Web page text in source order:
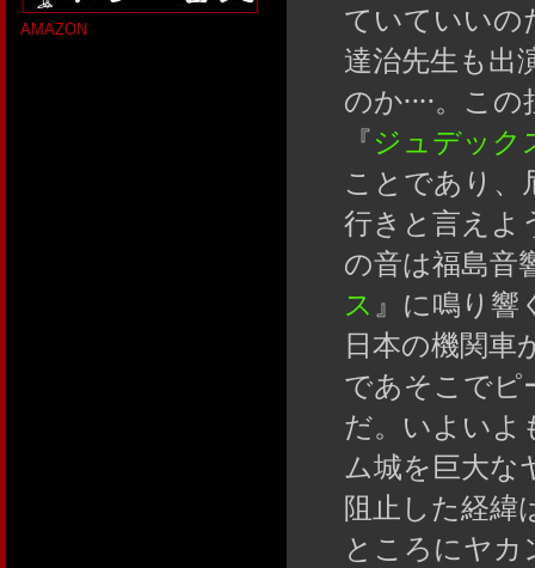
ていていいの
達治先生も出
のか‥‥。こ
『ジュデック
ことであり、
行きと言えよ
の音は福島音
ス 』に鳴り響
日本の機関車
であそこでピ
だ。いよいよ
ム城を巨大な
阻止した経緯
ところにヤ
AMAZON